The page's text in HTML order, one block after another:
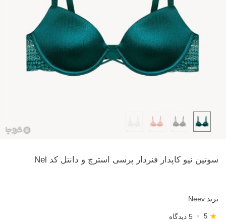
سوتین نیو کاپدار فنردار پرسی استرچ و دانتل کد Nel
برند:Neev
5 ★ 5 دیدگاه